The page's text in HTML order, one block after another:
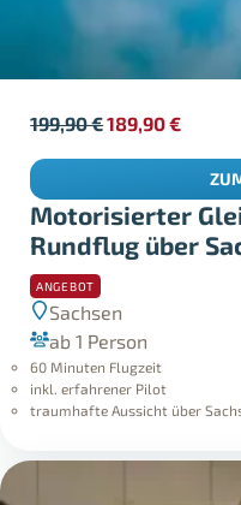
Motorisierter
Rundflug über
ANGEBOT
Sachsen
ab 1 Person
60 Minuten Flugzeit
inkl. erfahrener Pilot
traumhafte Aussicht über
199,90€189,90€